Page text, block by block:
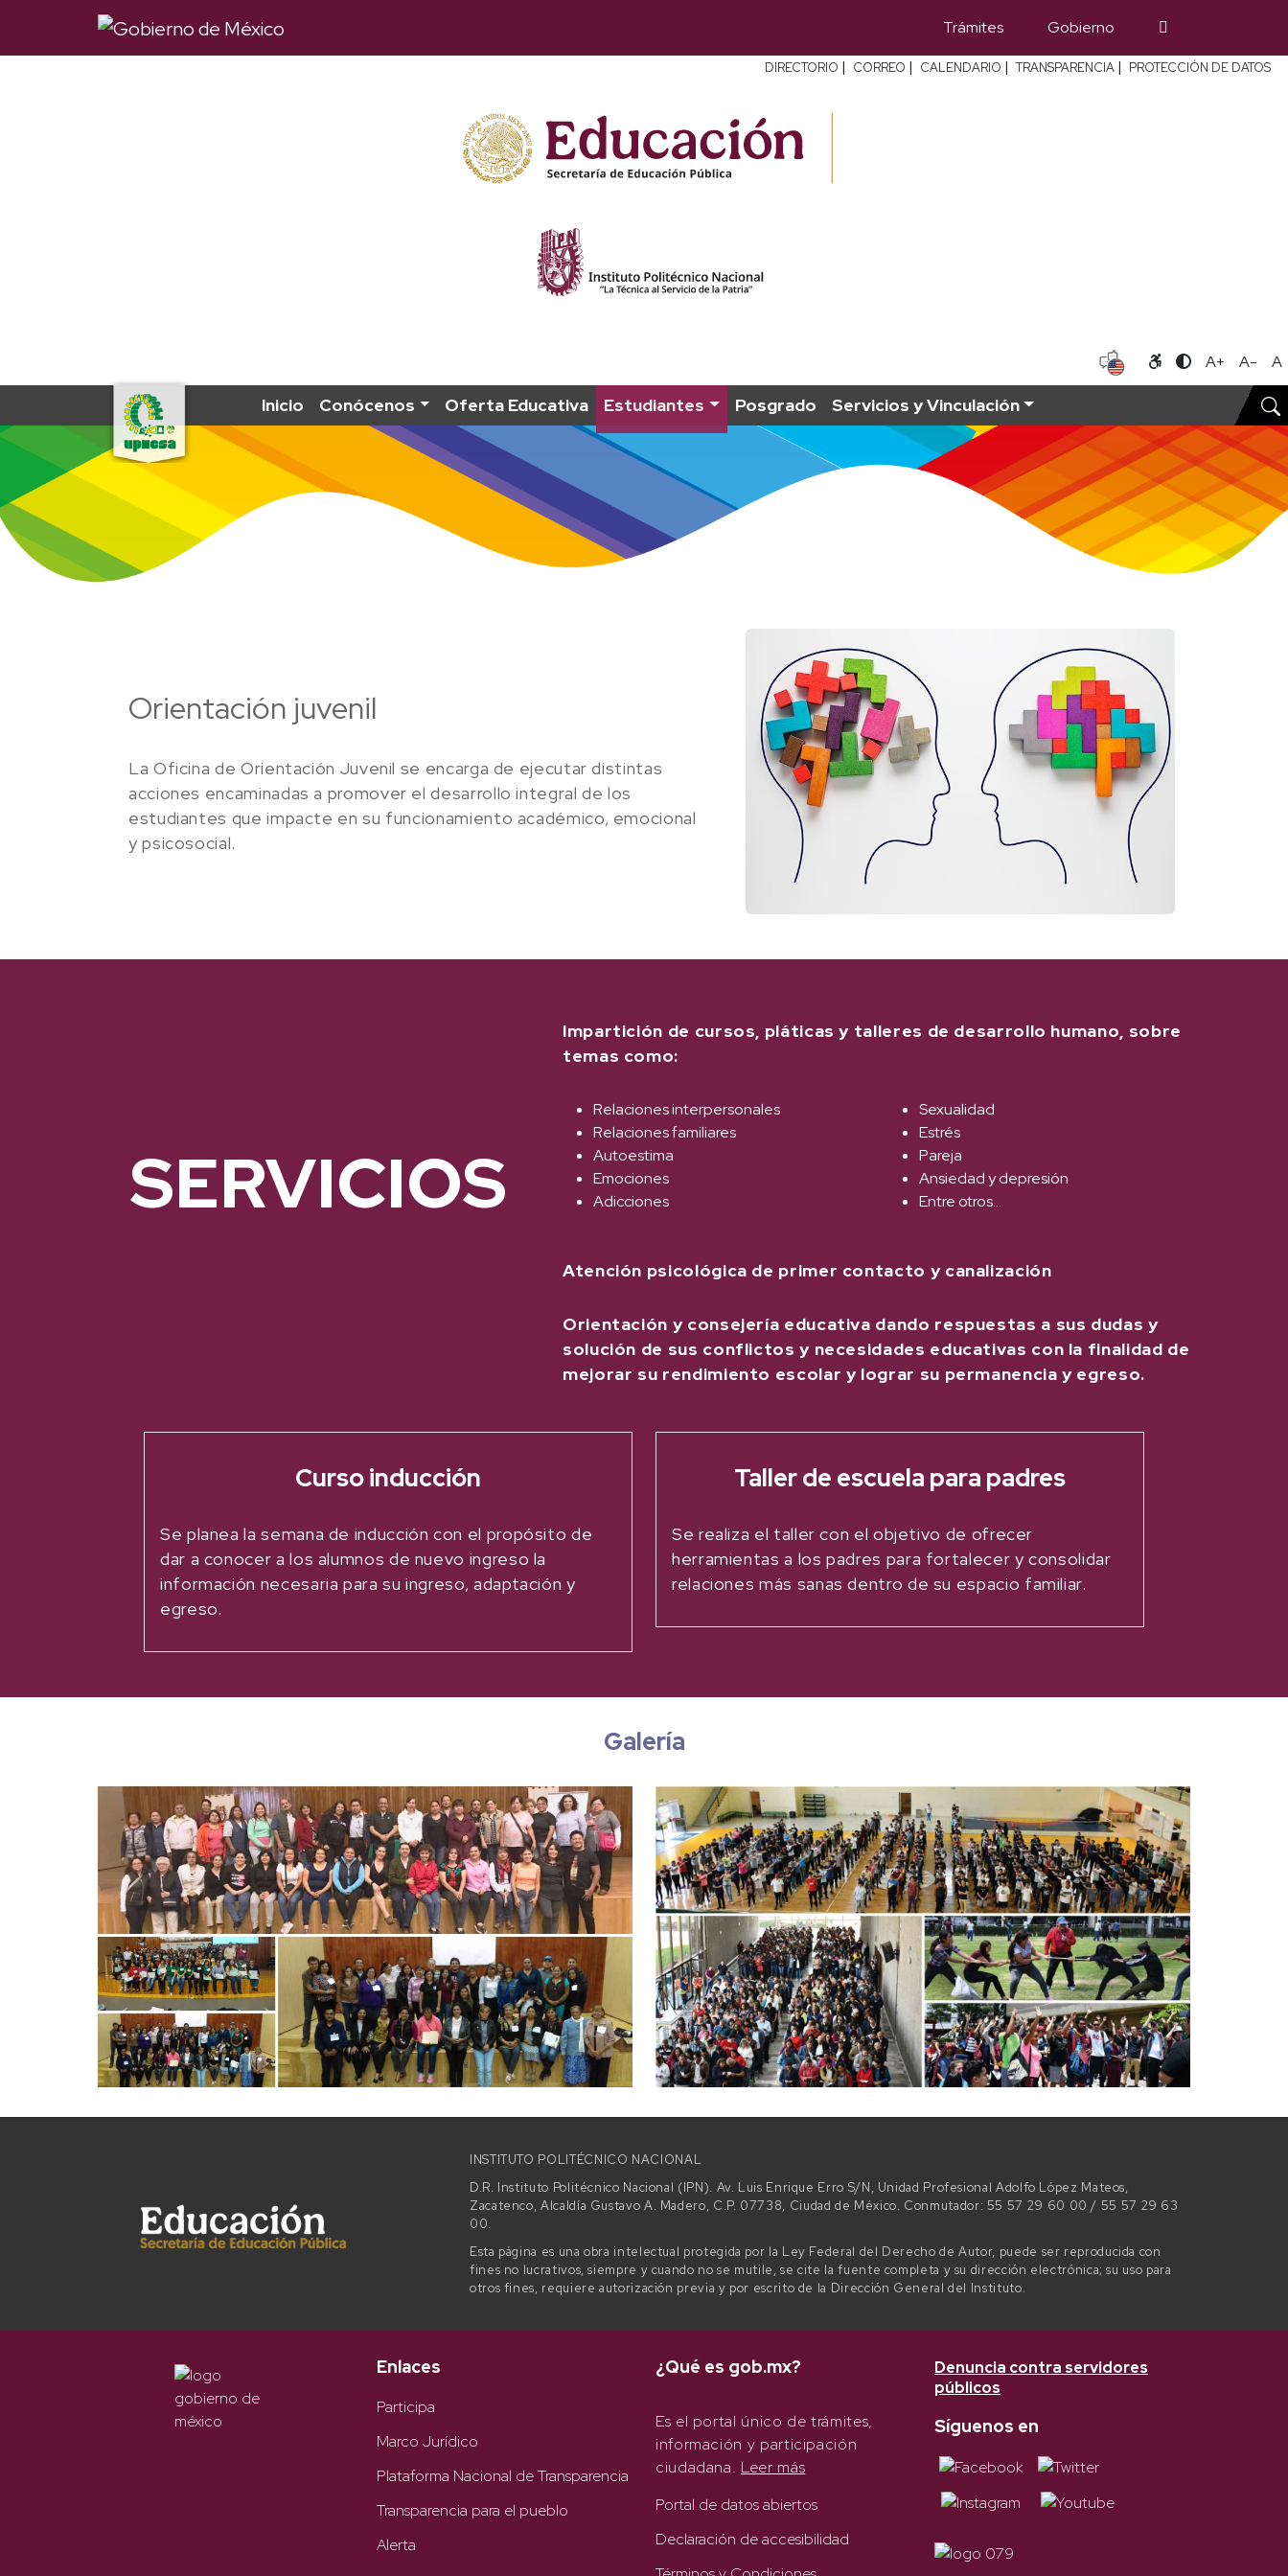
Trámites Gobierno
DIRECTORIO | CORREO | CALENDARIO | TRANSPARENCIA | PROTECCIÓN DE DATOS
A+ A- A
Inicio Conócenos Oferta Educativa Estudiantes Posgrado Servicios y Vinculación
Orientación juvenil
La Oficina de Orientación Juvenil se encarga de ejecutar distintas
acciones encaminadas a promover el desarrollo integral de los
estudiantes que impacte en su funcionamiento académico, emocional
y psicosocial.
SERVICIOS
Impartición de cursos, pláticas y talleres de desarrollo humano, sobre
temas como:
Relaciones interpersonales
Relaciones familiares
Autoestima
Emociones
Adicciones
Sexualidad
Estrés
Pareja
Ansiedad y depresión
Entre otros…
Atención psicológica de primer contacto y canalización
Orientación y consejería educativa dando respuestas a sus dudas y
solución de sus conflictos y necesidades educativas con la finalidad de
mejorar su rendimiento escolar y lograr su permanencia y egreso.
Curso inducción
Se planea la semana de inducción con el propósito de
dar a conocer a los alumnos de nuevo ingreso la
información necesaria para su ingreso, adaptación y
egreso.
Taller de escuela para padres
Se realiza el taller con el objetivo de ofrecer
herramientas a los padres para fortalecer y consolidar
relaciones más sanas dentro de su espacio familiar.
Galería
INSTITUTO POLITÉCNICO NACIONAL
D.R. Instituto Politécnico Nacional (IPN). Av. Luis Enrique Erro S/N, Unidad Profesional Adolfo López Mateos,
Zacatenco, Alcaldía Gustavo A. Madero, C.P. 07738, Ciudad de México. Conmutador: 55 57 29 60 00 / 55 57 29 63
00.
Esta página es una obra intelectual protegida por la Ley Federal del Derecho de Autor, puede ser reproducida con
fines no lucrativos, siempre y cuando no se mutile, se cite la fuente completa y su dirección electrónica; su uso para
otros fines, requiere autorización previa y por escrito de la Dirección General del Instituto.
Enlaces
Participa
Marco Jurídico
Plataforma Nacional de Transparencia
Transparencia para el pueblo
Alerta
¿Qué es gob.mx?
Es el portal único de trámites,
información y participación
ciudadana. Leer más
Portal de datos abiertos
Declaración de accesibilidad
Denuncia contra servidores
públicos
Síguenos en